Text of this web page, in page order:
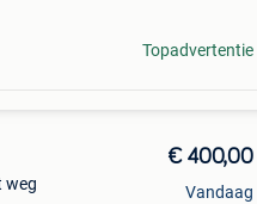
Topadvertentie
weg
€ 400,00
Vandaag